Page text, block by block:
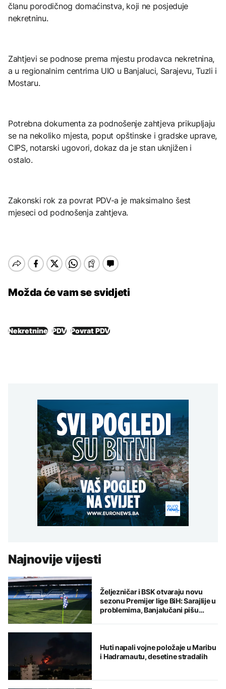
članu porodičnog domaćinstva, koji ne posjeduje
nekretninu.
Zahtjevi se podnose prema mjestu prodavca nekretnina,
a u regionalnim centrima UIO u Banjaluci, Sarajevu, Tuzli i
Mostaru.
Potrebna dokumenta za podnošenje zahtjeva prikupljaju
se na nekoliko mjesta, poput opštinske i gradske uprave,
CIPS, notarski ugovori, dokaz da je stan uknjižen i
ostalo.
Zakonski rok za povrat PDV-a je maksimalno šest
mjeseci od podnošenja zahtjeva.
Možda će vam se svidjeti
Nekretnine PDV Povrat PDV
Najnovije vijesti
Željezničar i BSK otvaraju novu
sezonu Premijer lige BiH: Sarajlije u
problemima, Banjalučani pišu
Huti napali vojne položaje u Maribu
i Hadramautu, desetine stradalih